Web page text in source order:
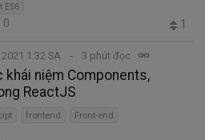
ES6
0 1
1:32 SA 3 phút đọc
khái niệm Components,
ReactJS
frontend
Front-end